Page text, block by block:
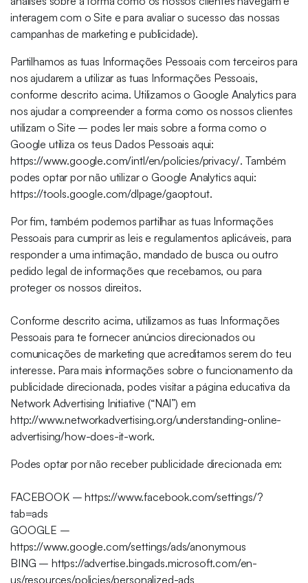
interagem com o Site e para avaliar o sucesso das nossas
campanhas de marketing e publicidade).
Partilhamos as tuas Informações Pessoais com terceiros para
nos ajudarem a utilizar as tuas Informações Pessoais,
conforme descrito acima. Utilizamos o Google Analytics para
nos ajudar a compreender a forma como os nossos clientes
utilizam o Site – podes ler mais sobre a forma como o
Google utiliza os teus Dados Pessoais aqui:
https://www.google.com/intl/en/policies/privacy/. Também
podes optar por não utilizar o Google Analytics aqui:
https://tools.google.com/dlpage/gaoptout.
Por fim, também podemos partilhar as tuas Informações
Pessoais para cumprir as leis e regulamentos aplicáveis, para
responder a uma intimação, mandado de busca ou outro
pedido legal de informações que recebamos, ou para
proteger os nossos direitos.
Conforme descrito acima, utilizamos as tuas Informações
Pessoais para te fornecer anúncios direcionados ou
comunicações de marketing que acreditamos serem do teu
interesse. Para mais informações sobre o funcionamento da
publicidade direcionada, podes visitar a página educativa da
Network Advertising Initiative (“NAI”) em
http://www.networkadvertising.org/understanding-online-
advertising/how-does-it-work.
Podes optar por não receber publicidade direcionada em:
FACEBOOK – https://www.facebook.com/settings/?
tab=ads
GOOGLE –
https://www.google.com/settings/ads/anonymous
BING – https://advertise.bingads.microsoft.com/en-
us/resources/policies/personalized-ads